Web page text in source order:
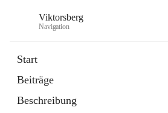
Viktorsberg
Navigation
Start
Beiträge
Beschreibung
1 Schnellzugriff